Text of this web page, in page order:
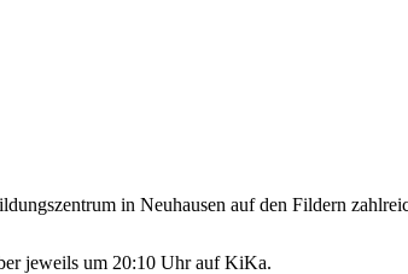
in Neuhausen auf den Fildern
jeweils um 20:10 Uhr auf KiKa.